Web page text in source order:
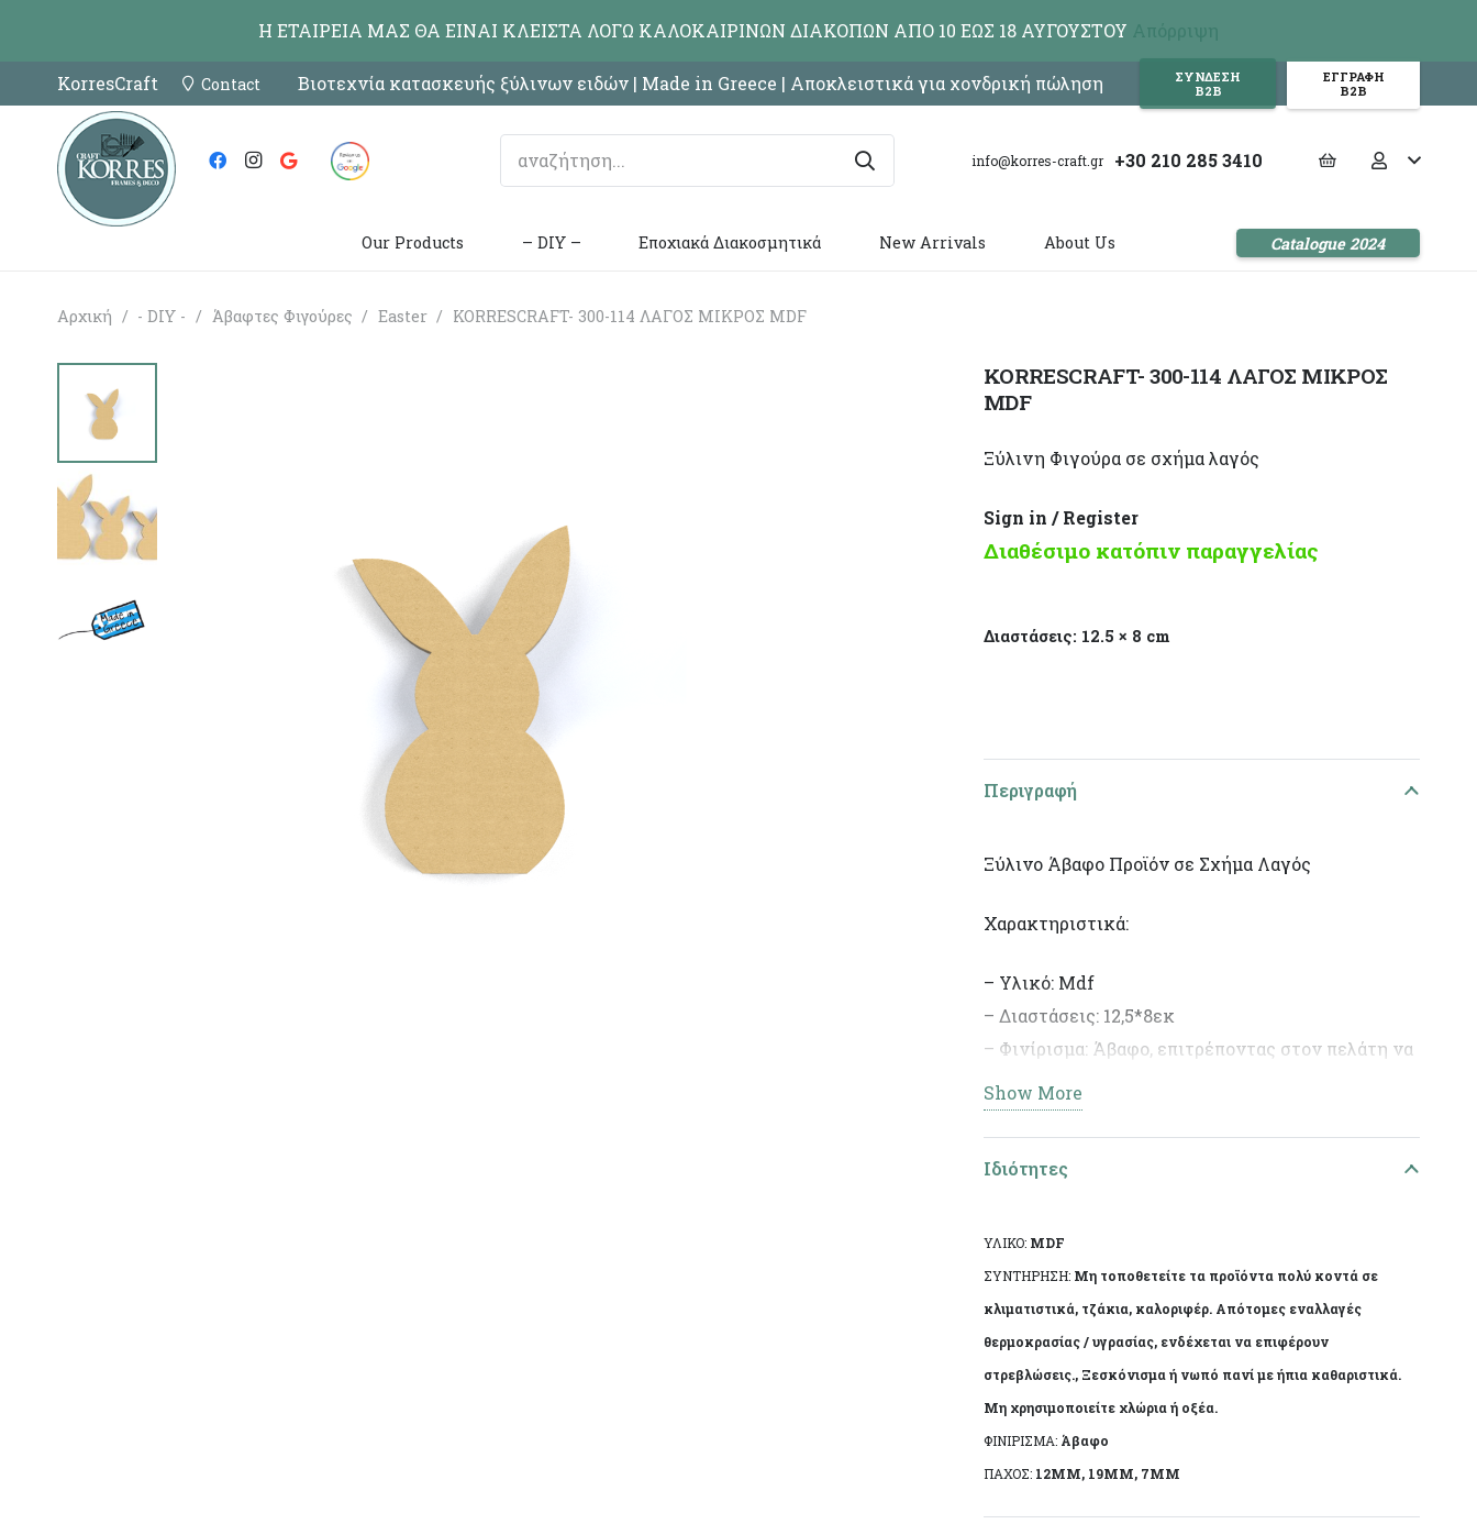
KorresCraft Contact Βιοτεχνία κατασκευής ξύλινων ειδών | Made in Greece | Αποκλειστικά για χονδρική πώληση
ΣΥΝΔΕΣΗ
Β2Β
ΕΓΓΡΑΦΗ
Β2Β
info@korres-craft.gr +30 210 285 3410
Our Products – DIY – Εποχιακά Διακοσμητικά New Arrivals About Us Catalogue 2024
Αρχική / - DIY - / Άβαφτες Φιγούρες / Easter / KORRESCRAFT- 300-114 ΛΑΓΟΣ ΜΙΚΡΟΣ MDF
KORRESCRAFT- 300-114 ΛΑΓΟΣ ΜΙΚΡΟΣ
MDF
Ξύλινη Φιγούρα σε σχήμα λαγός
Sign in / Register
Διαθέσιμο κατόπιν παραγγελίας
Διαστάσεις: 12.5 × 8 cm
Περιγραφή
Ξύλινο Άβαφο Προϊόν σε Σχήμα Λαγός
Χαρακτηριστικά:
– Υλικό: Mdf
– Διαστάσεις: 12,5*8εκ
– Φινίρισμα: Άβαφο, επιτρέποντας στον πελάτη να
διακοσμήσει το προϊόν σύμφωνα με το προσωπικό
του γούστο.
δημιουργίες.
Show More
Ιδιότητες
ΥΛΙΚΟ: MDF
ΣΥΝΤΗΡΗΣΗ: Μη τοποθετείτε τα προϊόντα πολύ κοντά σε
κλιματιστικά, τζάκια, καλοριφέρ. Απότομες εναλλαγές
θερμοκρασίας / υγρασίας, ενδέχεται να επιφέρουν
στρεβλώσεις., Ξεσκόνισμα ή νωπό πανί με ήπια καθαριστικά.
Μη χρησιμοποιείτε χλώρια ή οξέα.
ΦΙΝΙΡΙΣΜΑ: Άβαφο
ΠΑΧΟΣ: 12MM, 19MM, 7MM
Η ΕΤΑΙΡΕΙΑ ΜΑΣ ΘΑ ΕΙΝΑΙ ΚΛΕΙΣΤΑ ΛΟΓΩ ΚΑΛΟΚΑΙΡΙΝΩΝ ΔΙΑΚΟΠΩΝ ΑΠΟ 10 ΕΩΣ 18 ΑΥΓΟΥΣΤΟΥ Απόρριψη